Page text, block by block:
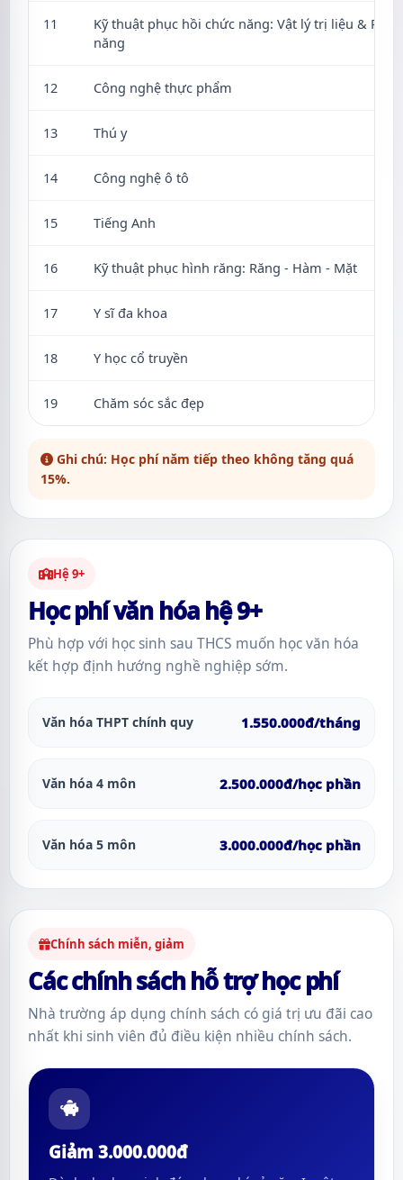
11
Kỹ thuật phục hồi chức năng: Vật lý trị liệu &
năng
12 Công nghệ thực phẩm
13 Thú y
14 Công nghệ ô tô
15 Tiếng Anh
16 Kỹ thuật phục hình răng: Răng - Hàm - Mặt
17 Y sĩ đa khoa
18 Y học cổ truyền
19 Chăm sóc sắc đẹp
Ghi chú: Học phí năm tiếp theo không tăng quá
15%.
Hệ 9+
Học phí văn hóa hệ 9+
Phù hợp với học sinh sau THCS muốn học văn hóa
kết hợp định hướng nghề nghiệp sớm.
Văn hóa THPT chính quy 1.550.000đ/tháng
Văn hóa 4 môn 2.500.000đ/học phần
Văn hóa 5 môn 3.000.000đ/học phần
Chính sách miễn, giảm
Các chính sách hỗ trợ học phí
Nhà trường áp dụng chính sách có giá trị ưu đãi cao
nhất khi sinh viên đủ điều kiện nhiều chính sách.
Giảm 3.000.000đ